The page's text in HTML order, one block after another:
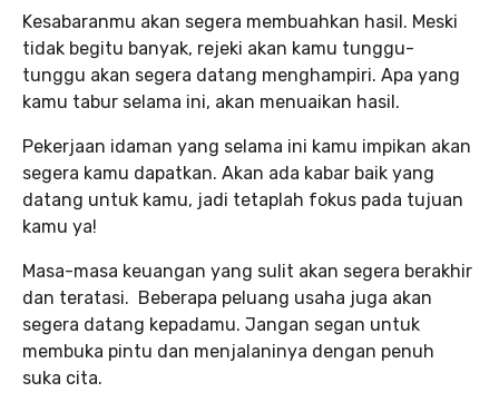
Kesabaranmu akan segera membuahkan hasil. Meski
tidak begitu banyak, rejeki akan kamu tunggu-
tunggu akan segera datang menghampiri. Apa yang
kamu tabur selama ini, akan menuaikan hasil.
Pekerjaan idaman yang selama ini kamu impikan akan
segera kamu dapatkan. Akan ada kabar baik yang
datang untuk kamu, jadi tetaplah fokus pada tujuan
kamu ya!
Masa-masa keuangan yang sulit akan segera berakhir
dan teratasi. Beberapa peluang usaha juga akan
segera datang kepadamu. Jangan segan untuk
membuka pintu dan menjalaninya dengan penuh
suka cita.